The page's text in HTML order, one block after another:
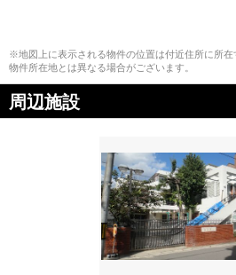
※地図上に表示される物件の位置は付近住所に所
物件所在地とは異なる場合がございます。
周辺施設